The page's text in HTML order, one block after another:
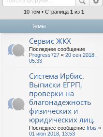
10 тем • Страница 1 из 1
Темы
Сервис ЖКХ
Последнее сообщение
Progress727 « 20 сен 2018,
05:33
Система Ирбис.
Выписки ЕГРП,
проверки на
благонадежность
физических и
юридических лиц.
Последнее сообщение Irbis «
01 июн 2018, 13:53